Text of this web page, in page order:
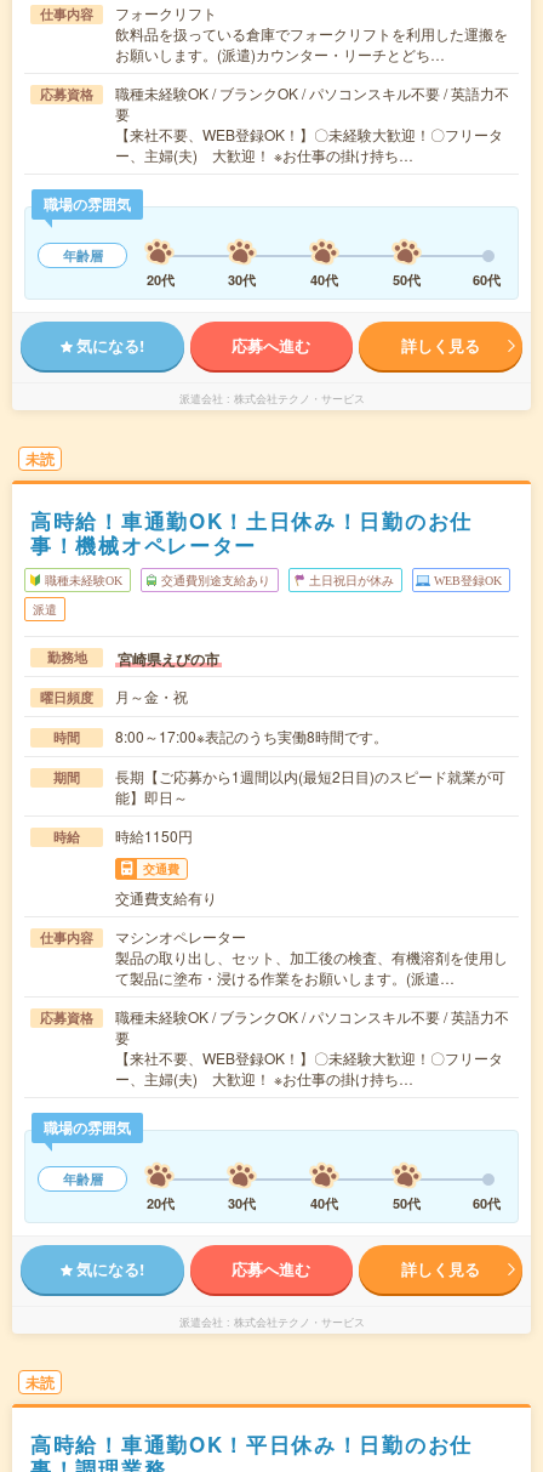
仕事内容
フォークリフト
飲料品を扱っている倉庫でフォークリフトを利用した運搬を
お願いします。(派遣)カウンター・リーチとどち…
応募資格
職種未経験OK / ブランクOK / パソコンスキル不要 / 英語力不
要
【来社不要、WEB登録OK！】〇未経験大歓迎！〇フリータ
ー、主婦(夫) 大歓迎！ ※お仕事の掛け持ち…
職場の雰囲気
年齢層
20代
30代 40代 50代 60代
気になる! 応募へ進む 詳しく見る
派遣会社 株式会社テクノ・サービス
未読
高時給！車通勤OK！土日休み！日勤のお仕
事！機械オペレーター
職種未経験OK 交通費別途支給あり 土日祝日が休み WEB登録OK
派遣
勤務地 宮崎県えびの市
曜日頻度 月～金・祝
時間 8:00～17:00※表記のうち実働8時間です。
期間
長期【ご応募から1週間以内(最短2日目)のスピード就業が可
能】即日～
時給 時給1150円
交通費
交通費支給有り
仕事内容
マシンオペレーター
製品の取り出し、セット、加工後の検査、有機溶剤を使用し
て製品に塗布・浸ける作業をお願いします。(派遣…
応募資格
職種未経験OK / ブランクOK / パソコンスキル不要 / 英語力不
要
【来社不要、WEB登録OK！】〇未経験大歓迎！〇フリータ
ー、主婦(夫) 大歓迎！ ※お仕事の掛け持ち…
職場の雰囲気
年齢層
20代
30代 40代 50代 60代
気になる! 応募へ進む 詳しく見る
派遣会社 株式会社テクノ・サービス
未読
高時給！車通勤OK！平日休み！日勤のお仕